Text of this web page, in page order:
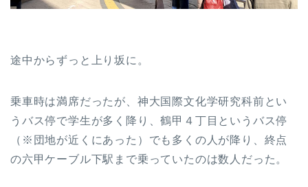
途中からずっと上り坂に。
乗車時は満席だったが、神大国際文化学研究科前とい
うバス停で学生が多く降り、鶴甲４丁目というバス停
（※団地が近くにあった）でも多くの人が降り、終点
の六甲ケーブル下駅まで乗っていたのは数人だった。